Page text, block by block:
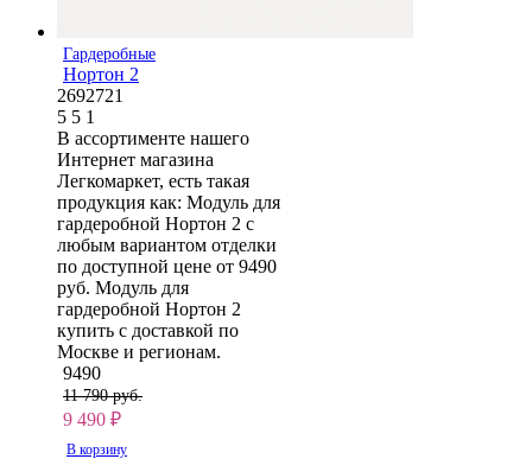
Гардеробные
Нортон 2
2692721
5 5 1
В ассортименте нашего
Интернет магазина
Легкомаркет, есть такая
продукция как: Модуль для
гардеробной Нортон 2 с
любым вариантом отделки
по доступной цене от 9490
руб. Модуль для
гардеробной Нортон 2
купить с доставкой по
Москве и регионам.
9490
11 790 руб.
9 490 ₽
В корзину